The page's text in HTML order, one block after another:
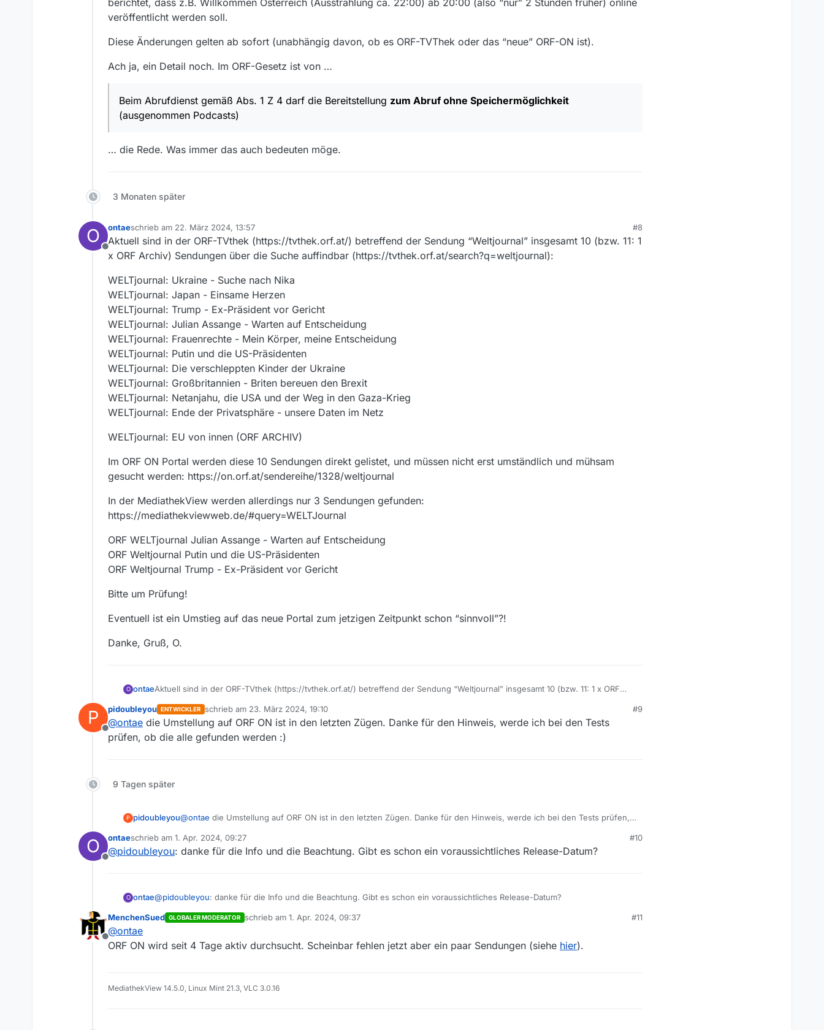
veröffentlicht werden soll.
Diese Änderungen gelten ab sofort (unabhängig davon, ob es ORF-TVThek oder das “neue” ORF-ON ist).
Ach ja, ein Detail noch. Im ORF-Gesetz ist von …
Beim Abrufdienst gemäß Abs. 1 Z 4 darf die Bereitstellung zum Abruf ohne Speichermöglichkeit
(ausgenommen Podcasts)
… die Rede. Was immer das auch bedeuten möge.
3 Monaten später
O
Offline
ontaeschrieb am 22. März 2024, 13:57
zuletzt editiert von
#8
Aktuell sind in der ORF-TVthek (https://tvthek.orf.at/) betreffend der Sendung “Weltjournal” insgesamt 10 (bzw. 11: 1
x ORF Archiv) Sendungen über die Suche auffindbar (https://tvthek.orf.at/search?q=weltjournal):
WELTjournal: Ukraine - Suche nach Nika
WELTjournal: Japan - Einsame Herzen
WELTjournal: Trump - Ex-Präsident vor Gericht
WELTjournal: Julian Assange - Warten auf Entscheidung
WELTjournal: Frauenrechte - Mein Körper, meine Entscheidung
WELTjournal: Putin und die US-Präsidenten
WELTjournal: Die verschleppten Kinder der Ukraine
WELTjournal: Großbritannien - Briten bereuen den Brexit
WELTjournal: Netanjahu, die USA und der Weg in den Gaza-Krieg
WELTjournal: Ende der Privatsphäre - unsere Daten im Netz
WELTjournal: EU von innen (ORF ARCHIV)
Im ORF ON Portal werden diese 10 Sendungen direkt gelistet, und müssen nicht erst umständlich und mühsam
gesucht werden: https://on.orf.at/sendereihe/1328/weltjournal
In der MediathekView werden allerdings nur 3 Sendungen gefunden:
https://mediathekviewweb.de/#query=WELTJournal
ORF WELTjournal Julian Assange - Warten auf Entscheidung
ORF Weltjournal Putin und die US-Präsidenten
ORF Weltjournal Trump - Ex-Präsident vor Gericht
Bitte um Prüfung!
Eventuell ist ein Umstieg auf das neue Portal zum jetzigen Zeitpunkt schon “sinnvoll”?!
Danke, Gruß, O.
O ontaeAktuell sind in der ORF-TVthek (https://tvthek.orf.at/) betreffend der Sendung “Weltjournal” insgesamt 10 (bzw. 11: 1 x ORF
WELTjournal: Ukraine - Suche nach Nika
WELTjournal: Japan - Einsame Herzen
WELTjournal: Trump - Ex-Präsident vor Gericht
WELTjournal: Die verschleppten Kinder der Ukraine
WELTjournal: Ende der Privatsphäre - unsere Daten im Netz
WELTjournal: EU von innen (ORF ARCHIV)
In der MediathekView werden allerdings nur 3 Sendungen gefunden: https://mediathekviewweb.de/#query=WELTJournal
ORF Weltjournal Putin und die US-Präsidenten
Eventuell ist ein Umstieg auf das neue Portal zum jetzigen Zeitpunkt schon “sinnvoll”?!
P
Offline
pidoubleyou ENTWICKLER schrieb am 23. März 2024, 19:10
zuletzt editiert von
#9
@ontae die Umstellung auf ORF ON ist in den letzten Zügen. Danke für den Hinweis, werde ich bei den Tests
prüfen, ob die alle gefunden werden :)
9 Tagen später
P pidoubleyou@ontae die Umstellung auf ORF ON ist in den letzten Zügen. Danke für den Hinweis, werde ich bei den Tests prüfen,
O
Offline
ontaeschrieb am 1. Apr. 2024, 09:27
zuletzt editiert von
#10
@pidoubleyou: danke für die Info und die Beachtung. Gibt es schon ein voraussichtliches Release-Datum?
O ontae@pidoubleyou: danke für die Info und die Beachtung. Gibt es schon ein voraussichtliches Release-Datum?
Offline
MenchenSued GLOBALER MODERATOR schrieb am 1. Apr. 2024, 09:37
zuletzt editiert von
#11
@ontae
ORF ON wird seit 4 Tage aktiv durchsucht. Scheinbar fehlen jetzt aber ein paar Sendungen (siehe hier).
MediathekView 14.5.0, Linux Mint 21.3, VLC 3.0.16